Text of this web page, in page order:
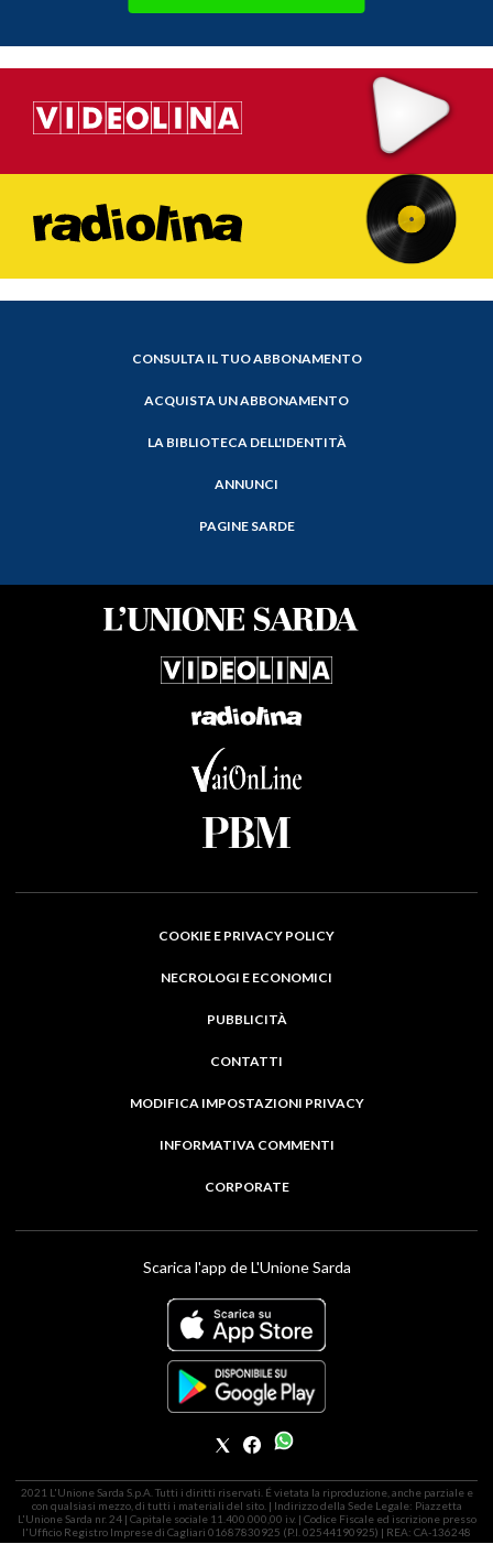
CONSULTA IL TUO ABBONAMENTO
ACQUISTA UN ABBONAMENTO
LA BIBLIOTECA DELL'IDENTITÀ
ANNUNCI
PAGINE SARDE
COOKIE E PRIVACY POLICY
NECROLOGI E ECONOMICI
PUBBLICITÀ
CONTATTI
MODIFICA IMPOSTAZIONI PRIVACY
INFORMATIVA COMMENTI
CORPORATE
Scarica l'app de L'Unione Sarda
2021 L'Unione Sarda S.p.A. Tutti i diritti riservati. É vietata la riproduzione, anche parziale e
con qualsiasi mezzo, di tutti i materiali del sito. | Indirizzo della Sede Legale: Piazzetta
L'Unione Sarda nr. 24 | Capitale sociale 11.400.000,00 i.v. | Codice Fiscale ed iscrizione presso
l'Ufficio Registro Imprese di Cagliari 01687830925 (P.I. 02544190925) | REA: CA-136248